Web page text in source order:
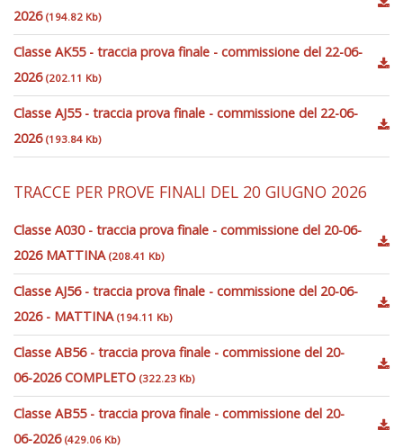
2026 (194.82 Kb)
Classe AK55 - traccia prova finale - commissione del 22-06-
2026 (202.11 Kb)
Classe AJ55 - traccia prova finale - commissione del 22-06-
2026 (193.84 Kb)
TRACCE PER PROVE FINALI DEL 20 GIUGNO 2026
Classe A030 - traccia prova finale - commissione del 20-06-
2026 MATTINA (208.41 Kb)
Classe AJ56 - traccia prova finale - commissione del 20-06-
2026 - MATTINA (194.11 Kb)
Classe AB56 - traccia prova finale - commissione del 20-
06-2026 COMPLETO (322.23 Kb)
Classe AB55 - traccia prova finale - commissione del 20-
06-2026 (429.06 Kb)